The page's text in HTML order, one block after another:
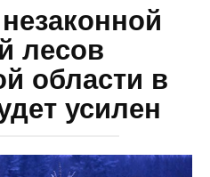
лесов
области в
усилен